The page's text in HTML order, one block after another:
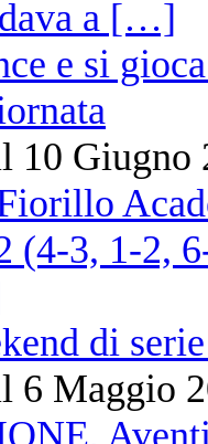
e si
10 Giugno
di
6 Maggio